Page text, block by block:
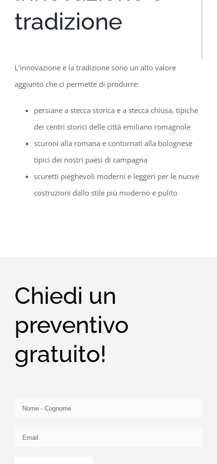
tradizione
L’innovazione e la tradizione sono un alto valore
aggiunto che ci permette di produrre:
persiane a stecca storica e a stecca chiusa, tipiche
dei centri storici delle città emiliano romagnole
scuroni alla romana e contornati alla bolognese
tipici dei nostri paesi di campagna
scuretti pieghevoli moderni e leggeri per le nuove
costruzioni dallo stile più moderno e pulito
Chiedi un
preventivo
gratuito!